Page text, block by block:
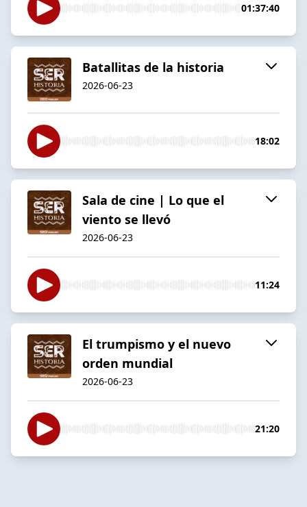
01:37:40
Batallitas de la historia
2026-06-23
18:02
Sala de cine | Lo que el
viento se llevó
2026-06-23
11:24
El trumpismo y el nuevo
orden mundial
2026-06-23
21:20